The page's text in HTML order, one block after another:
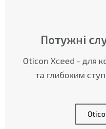
Потужні
Oticon Xceed - для
та глибоким